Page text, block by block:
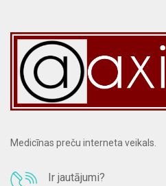
Medicīnas preču interneta veikals.
Ir jautājumi?